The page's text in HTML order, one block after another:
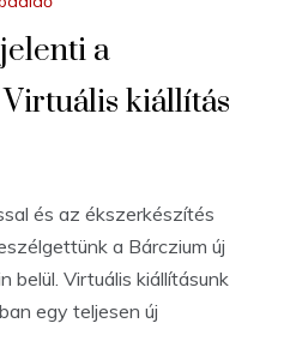
a
Virtuális kiállítás
és az ékszerkészítés
a Bárczium új
belül. Virtuális kiállításunk
egy teljesen új